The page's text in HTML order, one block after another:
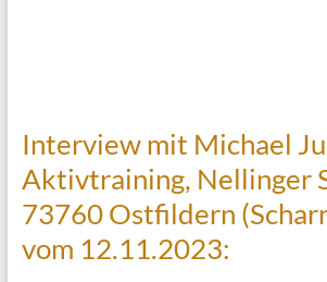
Interview mit Michael
Aktivtraining, Nellinger
73760 Ostfildern
vom 12.11.2023: